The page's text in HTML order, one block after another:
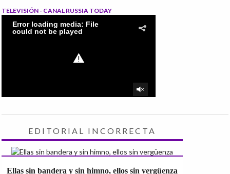
TELEVISIÓN - CANAL RUSSIA TODAY
EDITORIAL INCORRECTA
Ellas sin bandera y sin himno, ellos sin vergüenza